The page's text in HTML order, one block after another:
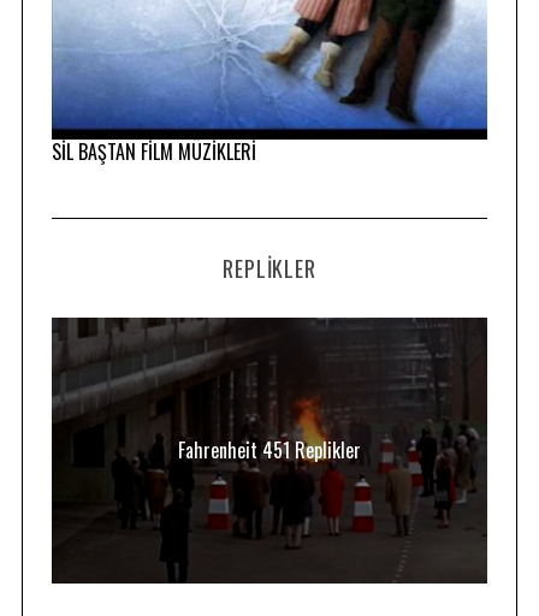
SİL BAŞTAN FİLM MÜZİKLERİ
REPLIKLER
Fahrenheit 451 Replikler